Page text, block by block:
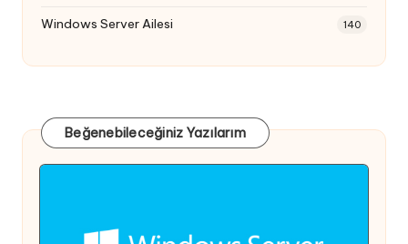
Windows Server Ailesi 140
Beğenebileceğiniz Yazılarım